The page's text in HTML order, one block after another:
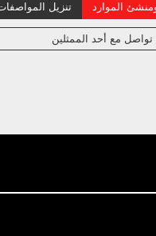
الموارد تنزيل
تواصل مع أحد الممثلين